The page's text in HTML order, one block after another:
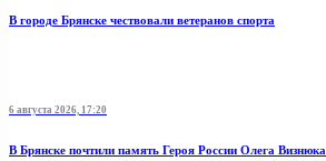
В городе Брянске чествовали ветеранов спорта
6 августа 2026, 17:20
В Брянске почтили память Героя России Олега Визнюка